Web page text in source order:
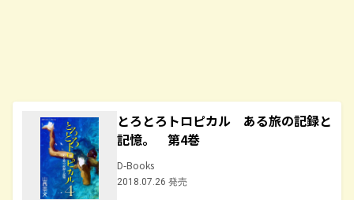
とろとろトロピカル ある旅の記録と
記憶。 第4巻
D-Books
2018.07.26 発売